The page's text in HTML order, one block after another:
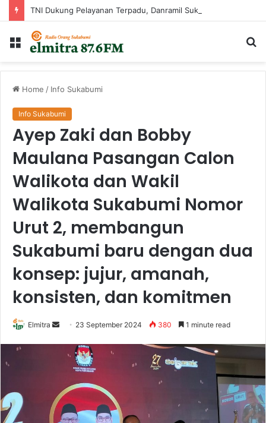
Menu
Home / Info Sukabumi
Info Sukabumi
Ayep Zaki dan Bobby
Maulana Pasangan Calon
Walikota dan Wakil
Walikota Sukabumi Nomor
Urut 2, membangun
Sukabumi baru dengan dua
konsep: jujur, amanah,
konsisten, dan komitmen
Elmitra
Send
email
23 September 2024 380 1 minute read